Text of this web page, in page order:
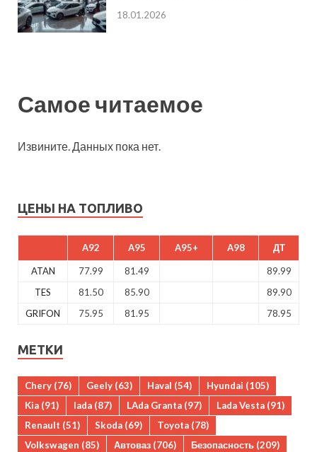
18.01.2026
Самое читаемое
Извините. Данных пока нет.
ЦЕНЫ НА ТОПЛИВО
A92 A95 A95+ A98 ДТ
ATAN 77.99 81.49
89.99
TES
81.50 85.90
89.90
GRIFON
75.95 81.95 78.95
МЕТКИ
Chery (76) Geely (63) Haval (54) Hyundai (105)
Kia (91) lada (87) LAda Granta (97) Lada Vesta (91)
Renault (51) Skoda (69) Toyota (78)
Volkswagen (85) Автоваз (706) Безопасность (209)